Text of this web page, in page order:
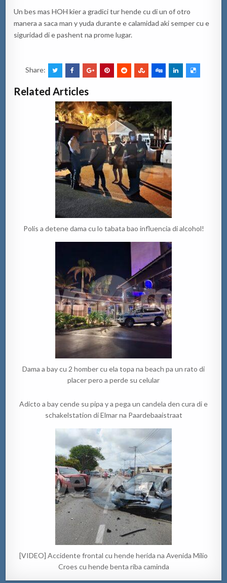
Un bes mas HOH kier a gradici tur hende cu di un of otro
manera a saca man y yuda durante e calamidad aki semper cu e
siguridad di e pashent na prome lugar.
Share:
Related Articles
Polis a detene dama cu lo tabata bao influencia di alcohol!
Dama a bay cu 2 homber cu ela topa na beach pa un rato di
placer pero a perde su celular
Adicto a bay cende su pipa y a pega un candela den cura di e
schakelstation di Elmar na Paardebaaistraat
[VIDEO] Accidente frontal cu hende herida na Avenida Milio
Croes cu hende benta riba caminda